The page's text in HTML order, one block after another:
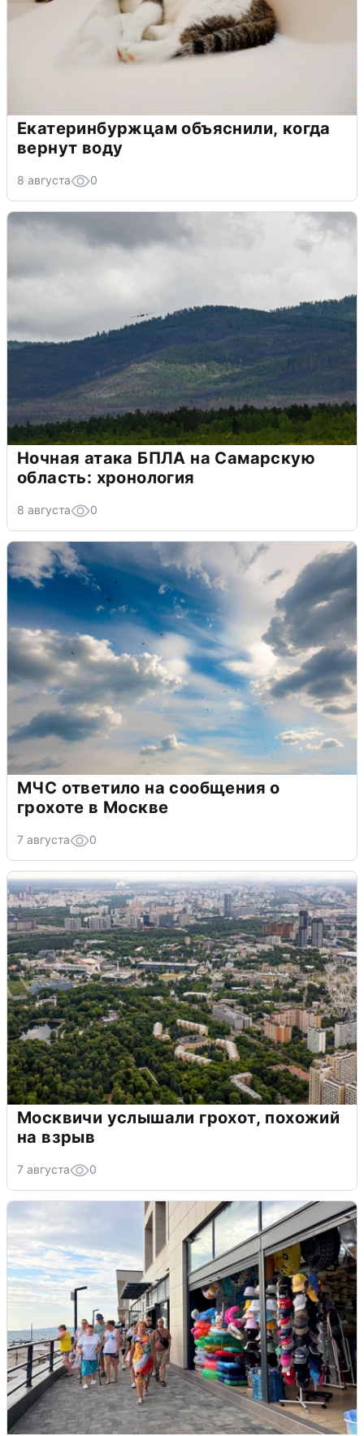
Екатеринбуржцам объяснили, когда
вернут воду
8 августа 0
Ночная атака БПЛА на Самарскую
область: хронология
8 августа 0
МЧС ответило на сообщения о
грохоте в Москве
7 августа 0
Москвичи услышали грохот, похожий
на взрыв
7 августа 0